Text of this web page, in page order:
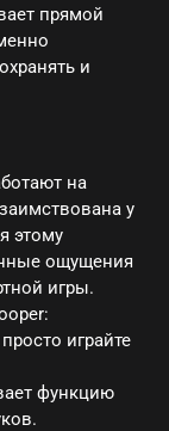
прямой
и
на
у
этому
ощущения
игры.
играйте
функцию